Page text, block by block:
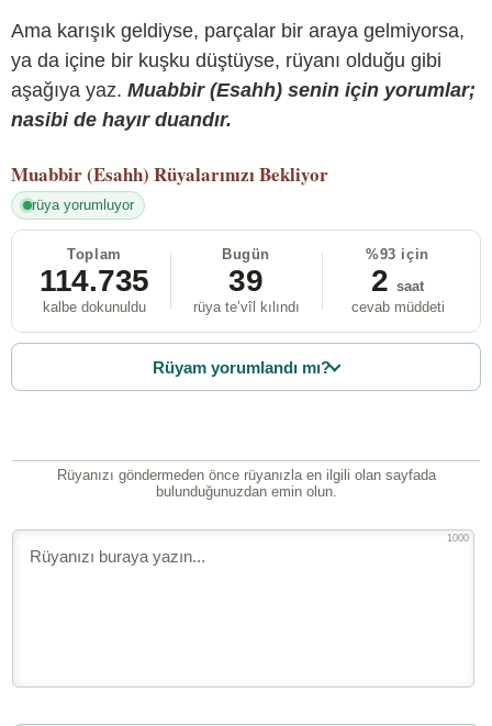
Ama karışık geldiyse, parçalar bir araya gelmiyorsa,
ya da içine bir kuşku düştüyse, rüyanı olduğu gibi
aşağıya yaz. Muabbir (Esahh) senin için yorumlar;
nasibi de hayır duandır.
Muabbir (Esahh) Rüyalarınızı Bekliyor
rüya yorumluyor
Toplam
114.735
kalbe dokunuldu
Bugün
39
rüya te’vîl kılındı
%93 için
2 saat
cevab müddeti
Rüyam yorumlandı mı?
Rüyanızı göndermeden önce rüyanızla en ilgili olan sayfada
bulunduğunuzdan emin olun.
1000